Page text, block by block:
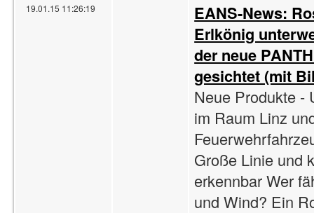
19.01.15 11:26:19
EANS-News:
Erlkönig
der neue
gesichtet (mit
Neue Produkte -
im Raum Linz
Große Linie und
erkennbar Wer
und Wind? Ein